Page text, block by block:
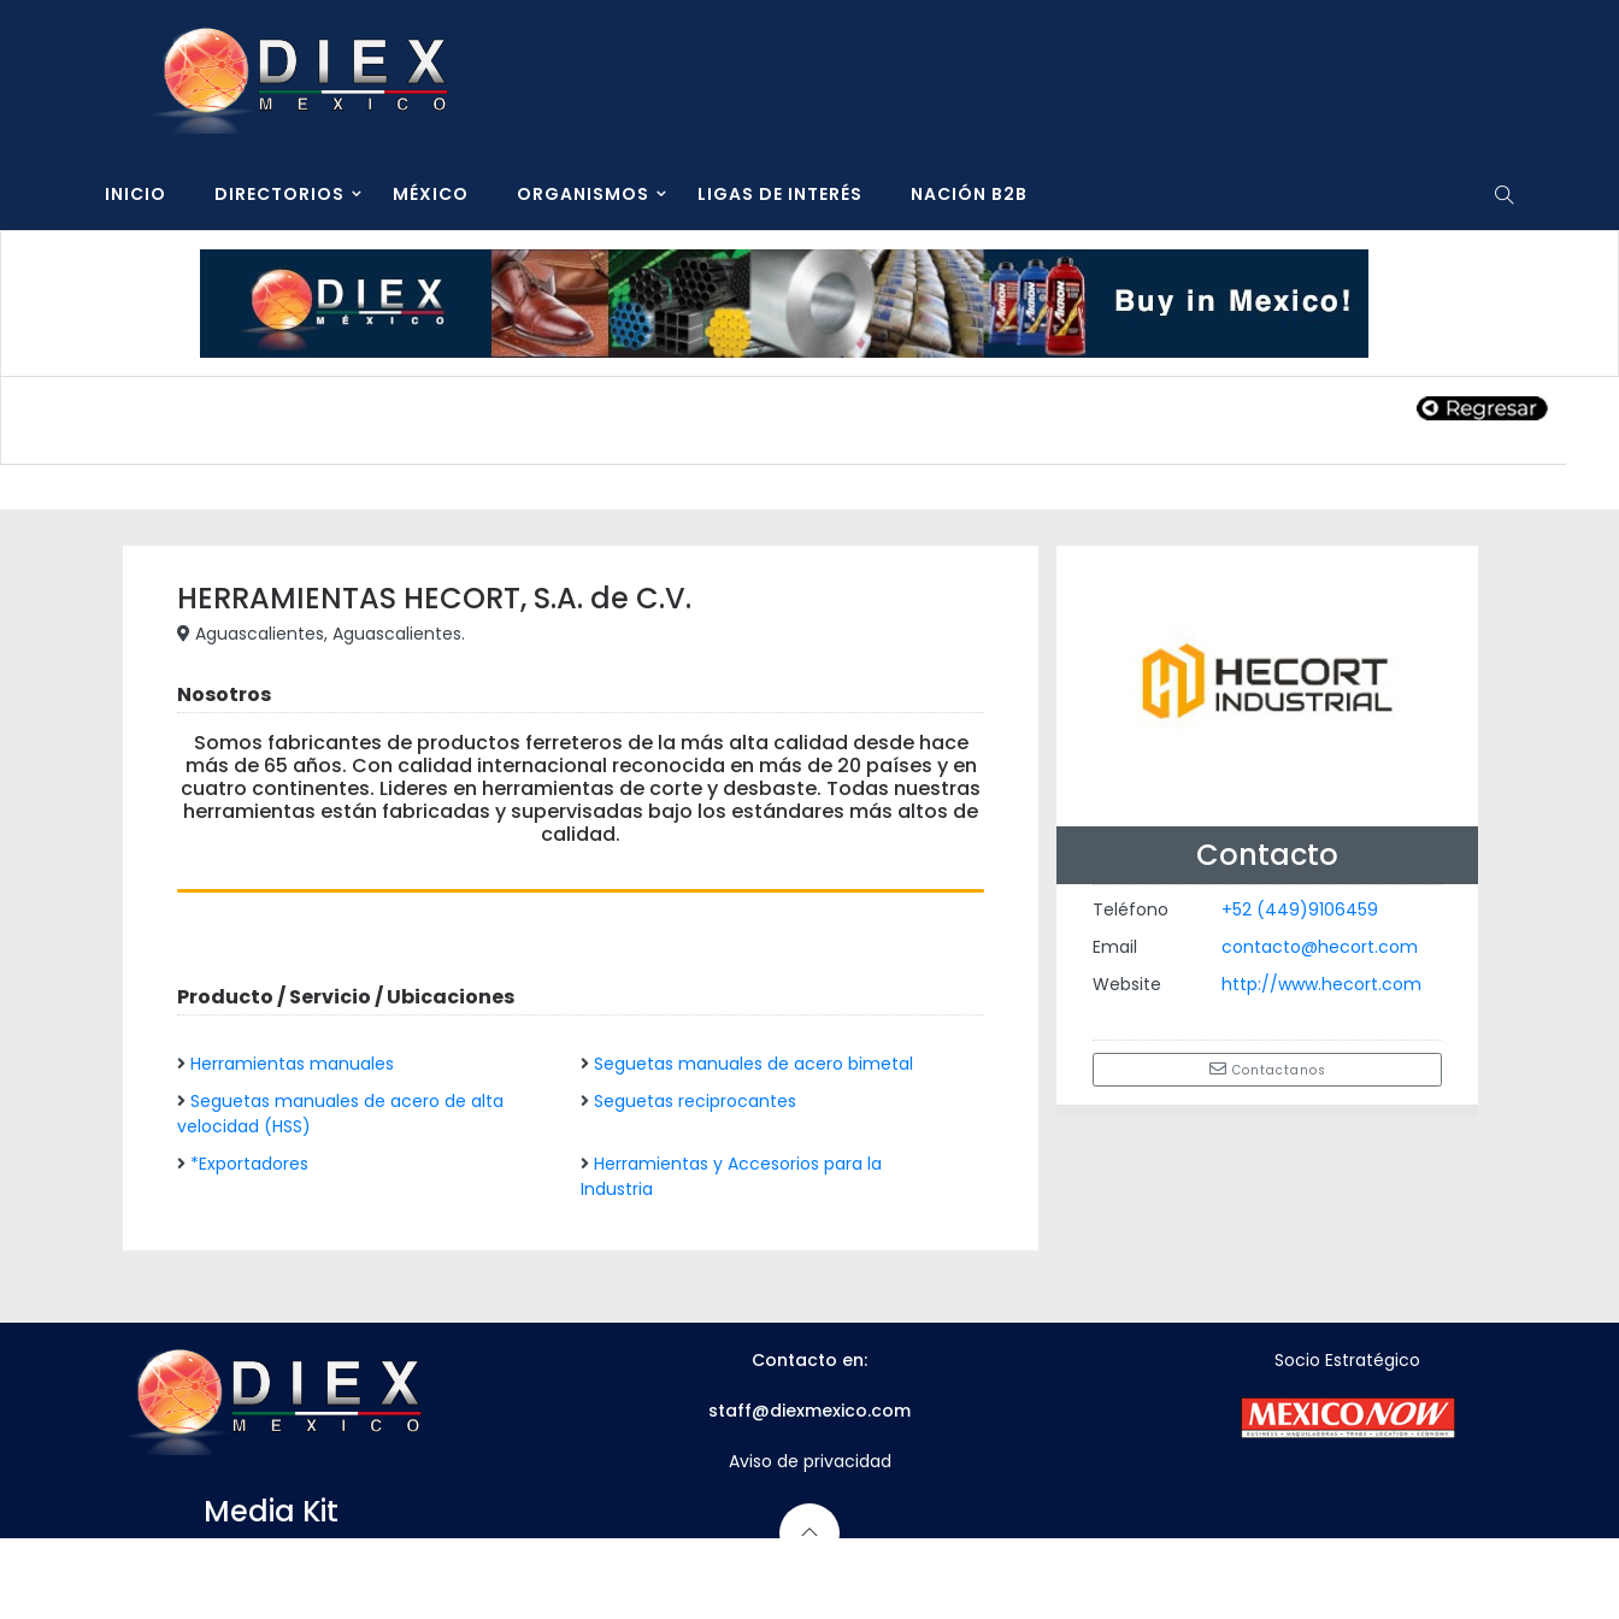
INICIO DIRECTORIOS MÉXICO ORGANISMOS LIGAS DE INTERÉS NACIÓN B2B
HERRAMIENTAS HECORT, S.A. de C.V.
Aguascalientes, Aguascalientes.
Nosotros
Somos fabricantes de productos ferreteros de la más alta calidad desde hace
más de 65 años. Con calidad internacional reconocida en más de 20 países y en
cuatro continentes. Lideres en herramientas de corte y desbaste. Todas nuestras
herramientas están fabricadas y supervisadas bajo los estándares más altos de
calidad.
Producto / Servicio / Ubicaciones
Herramientas manuales
Seguetas manuales de acero bimetal
Seguetas manuales de acero de alta
velocidad (HSS)
Seguetas reciprocantes
*Exportadores
Herramientas y Accesorios para la
Industria
Contacto
Teléfono
+52 (449)9106459
Email
contacto@hecort.com
Website
http://www.hecort.com
Contactanos
Media Kit
Contacto en:
staff@diexmexico.com
Aviso de privacidad
Socio Estratégico